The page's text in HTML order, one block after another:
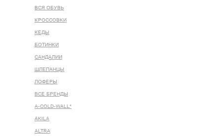
ВСЯ ОБУВЬ
КРОССОВКИ
КЕДЫ
БОТИНКИ
САНДАЛИИ
ШЛЕПАНЦЫ
ЛОФЕРЫ
ВСЕ БРЕНДЫ
A-COLD-WALL*
AKILA
ALTRA